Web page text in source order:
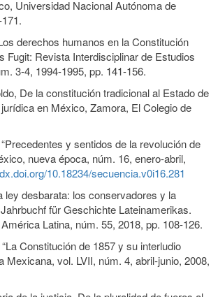
Universidad Nacional Autónoma de
derechos humanos en la Constitución
Fugit: Revista Interdisciplinar de Estudios
3-4, 1994-1995, pp. 141-156.
De la constitución tradicional al Estado de
en México, Zamora, El Colegio de
y sentidos de la revolución de
nueva época, núm. 16, enero-abril,
10.18234/secuencia.v0i16.281
ley desbarata: los conservadores y la
für Geschichte Lateinamerikas.
Latina, núm. 55, 2018, pp. 108-126.
Constitución de 1857 y su interludio
Mexicana, vol. LVII, núm. 4, abril-junio, 2008,